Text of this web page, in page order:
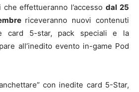
che effettueranno l’accessodal 25
riceveranno nuovi contenuti
card 5-star, pack speciali e la
all’inedito evento in-game Pod
con inedite card 5-Star,